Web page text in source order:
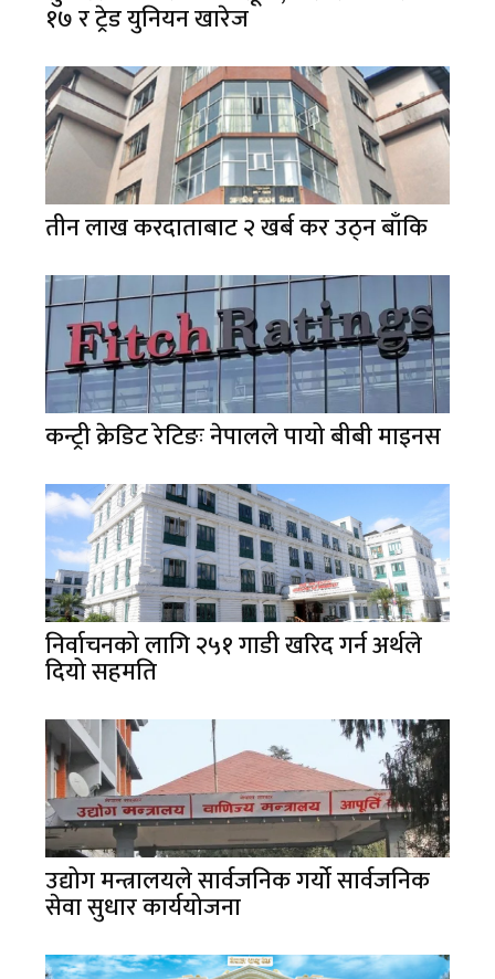
१७ र ट्रेड युनियन खारेज
तीन लाख करदाताबाट २ खर्ब कर उठ्न बाँकि
कन्ट्री क्रेडिट रेटिङः नेपालले पायो बीबी माइनस
निर्वाचनको लागि २५१ गाडी खरिद गर्न अर्थले
दियो सहमति
उद्योग मन्त्रालयले सार्वजनिक गर्यो सार्वजनिक
सेवा सुधार कार्ययोजना